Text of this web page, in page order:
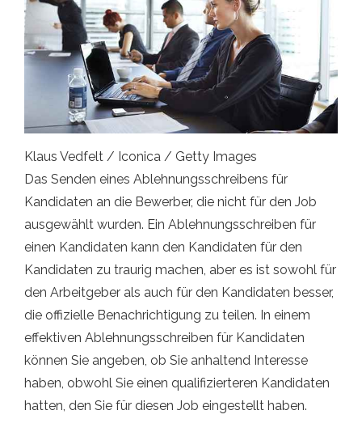
Klaus Vedfelt / Iconica / Getty Images
Das Senden eines Ablehnungsschreibens für
Kandidaten an die Bewerber, die nicht für den Job
ausgewählt wurden. Ein Ablehnungsschreiben für
einen Kandidaten kann den Kandidaten für den
Kandidaten zu traurig machen, aber es ist sowohl für
den Arbeitgeber als auch für den Kandidaten besser,
die offizielle Benachrichtigung zu teilen. In einem
effektiven Ablehnungsschreiben für Kandidaten
können Sie angeben, ob Sie anhaltend Interesse
haben, obwohl Sie einen qualifizierteren Kandidaten
hatten, den Sie für diesen Job eingestellt haben.